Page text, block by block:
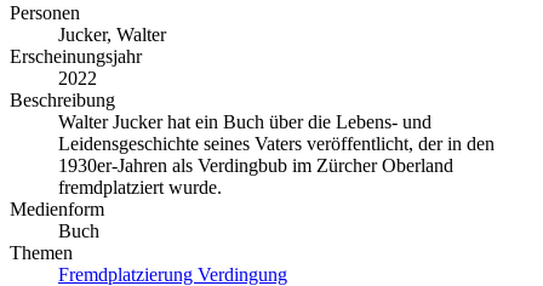
Personen
Jucker, Walter
Erscheinungsjahr
2022
Beschreibung
Walter Jucker hat ein Buch über die Lebens- und
Leidensgeschichte seines Vaters veröffentlicht, der in den
1930er-Jahren als Verdingbub im Zürcher Oberland
fremdplatziert wurde.
Medienform
Buch
Themen
Fremdplatzierung Verdingung